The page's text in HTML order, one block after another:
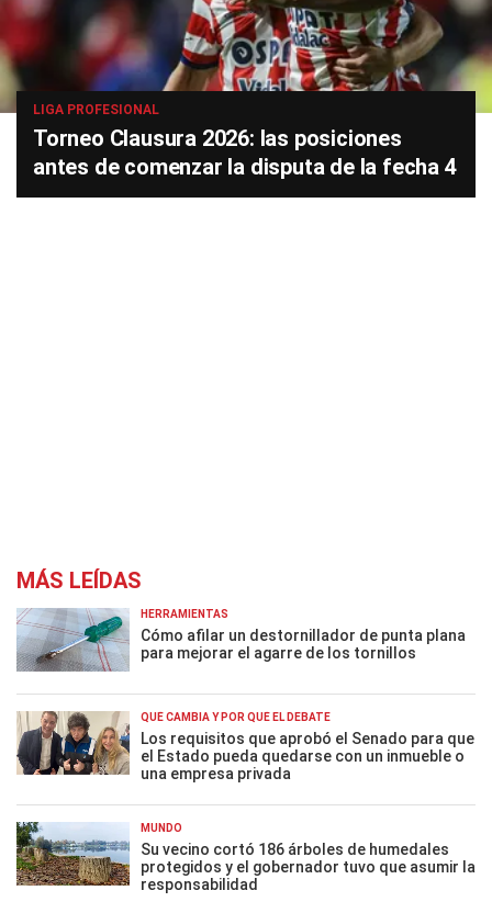
LIGA PROFESIONAL
Torneo Clausura 2026: las posiciones
antes de comenzar la disputa de la fecha 4
MÁS LEÍDAS
HERRAMIENTAS
Cómo afilar un destornillador de punta plana
para mejorar el agarre de los tornillos
QUÉ CAMBIA Y POR QUÉ EL DEBATE
Los requisitos que aprobó el Senado para que
el Estado pueda quedarse con un inmueble o
una empresa privada
MUNDO
Su vecino cortó 186 árboles de humedales
protegidos y el gobernador tuvo que asumir la
responsabilidad